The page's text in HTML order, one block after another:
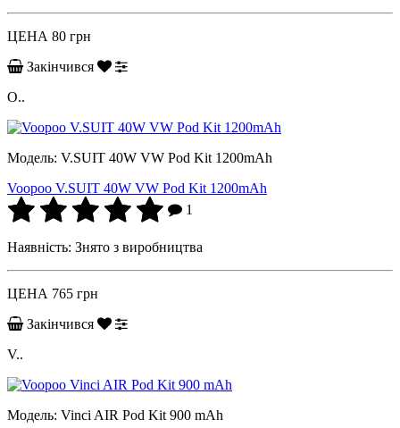
ЦЕНА 80 грн
Закінчився
О..
Модель: V.SUIT 40W VW Pod Kit 1200mAh
Voopoo V.SUIT 40W VW Pod Kit 1200mAh
1
Наявність: Знято з виробництва
ЦЕНА 765 грн
Закінчився
V..
Модель: Vinci AIR Pod Kit 900 mAh